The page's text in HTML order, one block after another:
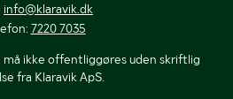
info@klaravik.dk
7220 7035
må ikke offentliggøres uden skriftlig
fra Klaravik ApS.